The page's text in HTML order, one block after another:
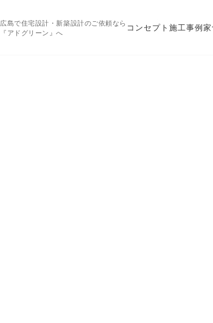
広島で住宅設計・新築設計のご依頼なら
『アドグリーン』へ
コンセプト施工事例